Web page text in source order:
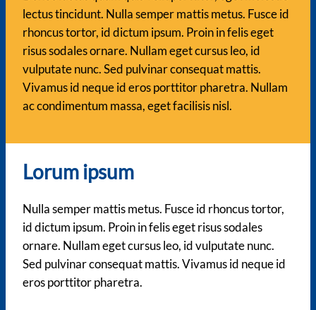
lectus tincidunt. Nulla semper mattis metus. Fusce id
rhoncus tortor, id dictum ipsum. Proin in felis eget
risus sodales ornare. Nullam eget cursus leo, id
vulputate nunc. Sed pulvinar consequat mattis.
Vivamus id neque id eros porttitor pharetra. Nullam
ac condimentum massa, eget facilisis nisl.
Lorum ipsum
Nulla semper mattis metus. Fusce id rhoncus tortor,
id dictum ipsum. Proin in felis eget risus sodales
ornare. Nullam eget cursus leo, id vulputate nunc.
Sed pulvinar consequat mattis. Vivamus id neque id
eros porttitor pharetra.